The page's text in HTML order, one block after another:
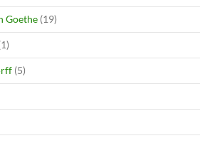
Goethe (19)
(5)